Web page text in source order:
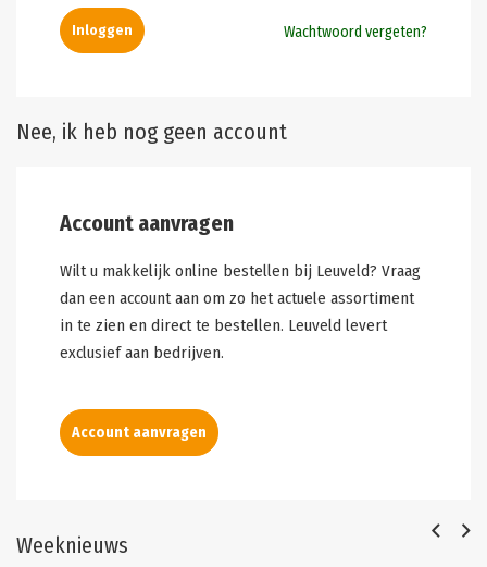
Wachtwoord vergeten?
Nee, ik heb nog geen account
Account aanvragen
Wilt u makkelijk online bestellen bij Leuveld? Vraag
dan een account aan om zo het actuele assortiment
in te zien en direct te bestellen. Leuveld levert
exclusief aan bedrijven.
Account aanvragen
Weeknieuws